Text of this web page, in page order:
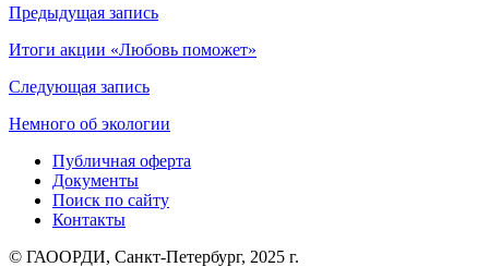
Навигация
по
записям
Предыдущая запись
Итоги акции «Любовь поможет»
Следующая запись
Немного об экологии
Публичная оферта
Документы
Поиск по сайту
Контакты
© ГАООРДИ, Санкт-Петербург, 2025 г.